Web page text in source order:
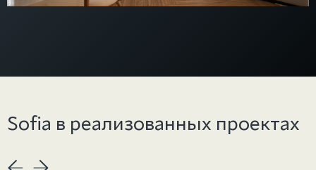
Sofia в реализованных проектах